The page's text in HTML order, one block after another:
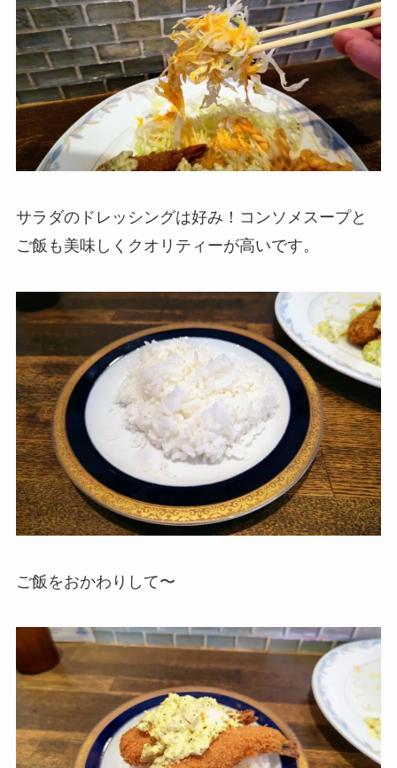
サラダのドレッシングは好み！コンソメスープと
ご飯も美味しくクオリティーが高いです。
ご飯をおかわりして〜